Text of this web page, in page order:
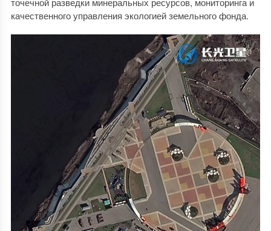
качественного управления экологией земельного фонда.